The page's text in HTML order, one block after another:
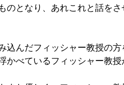
のとなり、あれこれと話を
込んだフィッシャー教授の
かべているフィッシャー教授